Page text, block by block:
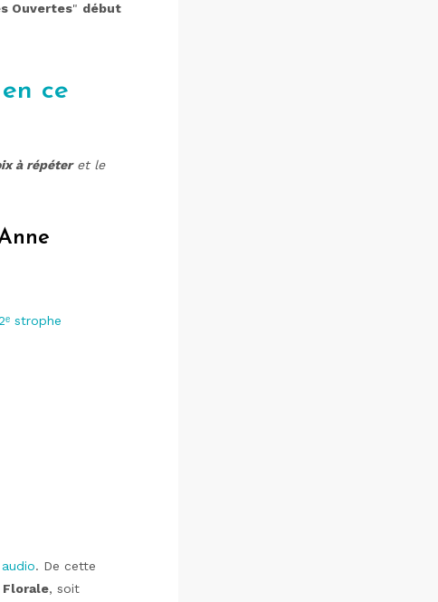
Ouvertes" début
ce
à répéteret le
strophe
. De cette
Florale, soit